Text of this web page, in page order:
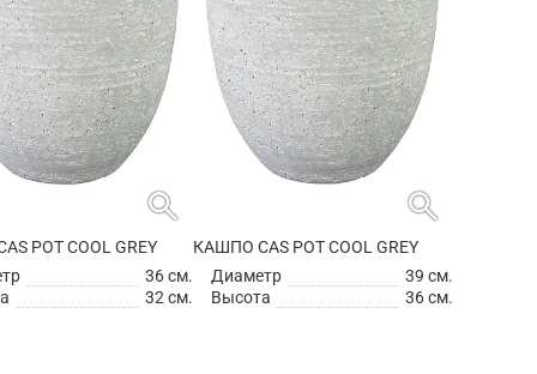
search
POT COOL GREY
36 см.
32 см.
search
КАШПО CAS POT COOL GREY
Диаметр
39 см.
Высота
36 см.